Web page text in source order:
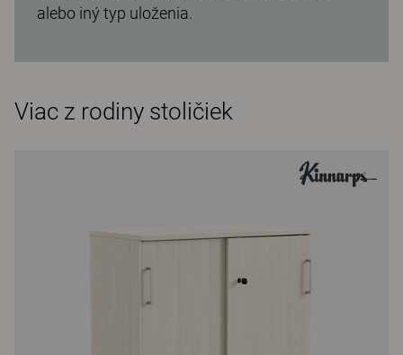
alebo iný typ uloženia.
Viac z rodiny stoličiek